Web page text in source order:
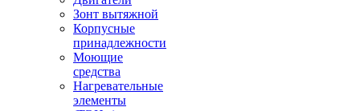
Зонт вытяжной
Корпусные
принадлежности
Моющие
средства
Нагревательные
элементы